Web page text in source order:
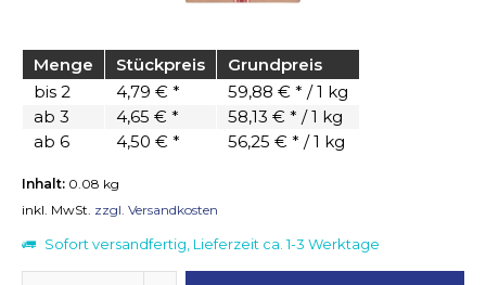
Menge Stückpreis
Grundpreis
bis 2 4,79 € *
59,88 € * / 1 kg
ab 3 4,65 € *
58,13 € * / 1 kg
ab 6 4,50 € * 56,25 € * / 1 kg
Inhalt: 0.08 kg
inkl. MwSt. zzgl. Versandkosten
Sofort versandfertig, Lieferzeit ca. 1-3 Werktage